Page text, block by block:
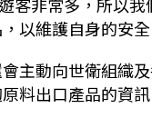
以維護自身的安全
主動向世衛組織
料出口產品的資